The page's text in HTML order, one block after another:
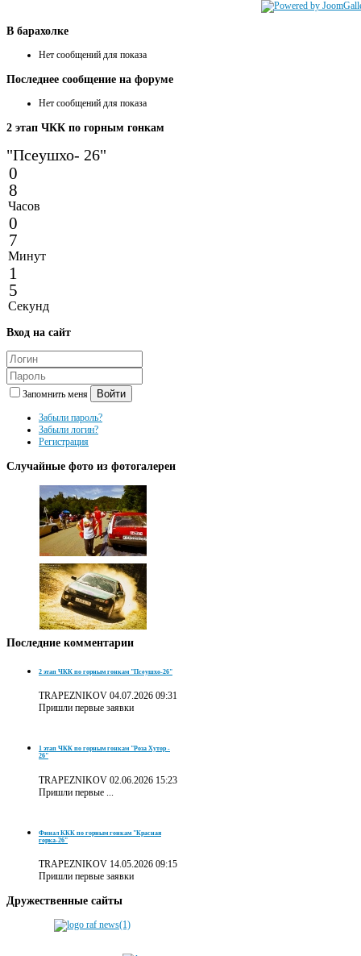
В барахолке
Нет сообщений для показа
Последнее сообщение на форуме
Нет сообщений для показа
2 этап ЧКК по горным гонкам
"Псеушхо- 26"
0
8
Часов
0
7
Минут
1
5
Секунд
Вход на сайт
Запомнить меня Войти
Забыли пароль?
Забыли логин?
Регистрация
Случайные фото из фотогалереи
Последние комментарии
2 этап ЧКК по горным гонкам "Псеушхо-26"
TRAPEZNIKOV 04.07.2026 09:31
Пришли первые заявки
1 этап ЧКК по горным гонкам "Роза Хутор -
26"
TRAPEZNIKOV 02.06.2026 15:23
Пришли первые ...
Финал ККК по горным гонкам "Красная
горка-26"
TRAPEZNIKOV 14.05.2026 09:15
Пришли первые заявки
Дружественные сайты